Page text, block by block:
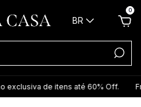
BR
0
de itens até 60% Off. Frete